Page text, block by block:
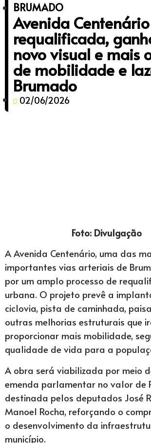
BRUMADO
Avenida
requalificada,
novo visual e mais
de mobilidade e
Brumado
02/06/2026
Foto: Divulgação
A Avenida Centenário, uma das
importantes vias arteriais de
por um amplo processo de
urbana. O projeto prevê a
ciclovia, pista de caminhada,
outras melhorias estruturais que
proporcionar mais mobilidade,
qualidade de vida para a
A obra será viabilizada por meio
emenda parlamentar no valor de
destinada pelos deputados José
Manoel Rocha, reforçando o
o desenvolvimento da
município.